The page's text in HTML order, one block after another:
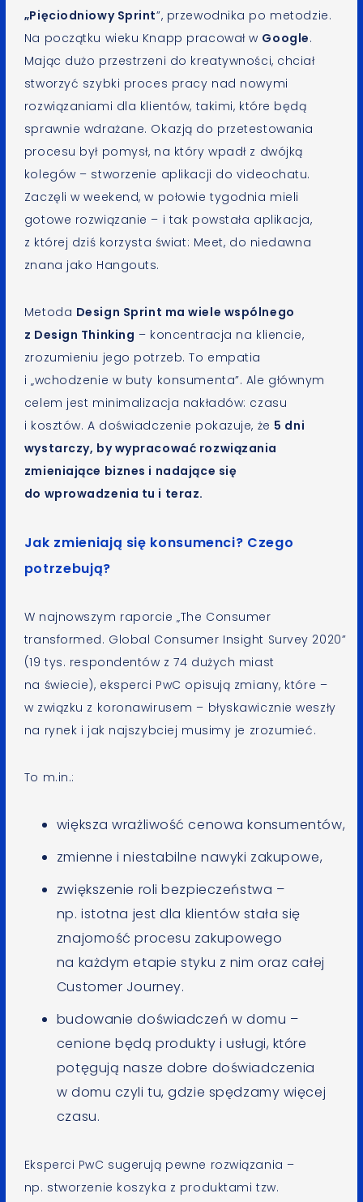
„Pięciodniowy Sprint”, przewodnika po metodzie.
Na początku wieku Knapp pracował w Google.
Mając dużo przestrzeni do kreatywności, chciał
stworzyć szybki proces pracy nad nowymi
rozwiązaniami dla klientów, takimi, które będą
sprawnie wdrażane. Okazją do przetestowania
procesu był pomysł, na który wpadł z dwójką
kolegów – stworzenie aplikacji do videochatu.
Zaczęli w weekend, w połowie tygodnia mieli
gotowe rozwiązanie – i tak powstała aplikacja,
z której dziś korzysta świat: Meet, do niedawna
znana jako Hangouts.
Metoda Design Sprint ma wiele wspólnego
z Design Thinking – koncentracja na kliencie,
zrozumieniu jego potrzeb. To empatia
i „wchodzenie w buty konsumenta”. Ale głównym
celem jest minimalizacja nakładów: czasu
i kosztów. A doświadczenie pokazuje, że 5 dni
wystarczy, by wypracować rozwiązania
zmieniające biznes i nadające się
do wprowadzenia tu i teraz.
Jak zmieniają się konsumenci? Czego
potrzebują?
W najnowszym raporcie „The Consumer
transformed. Global Consumer Insight Survey 2020”
(19 tys. respondentów z 74 dużych miast
na świecie), eksperci PwC opisują zmiany, które –
w związku z koronawirusem – błyskawicznie weszły
na rynek i jak najszybciej musimy je zrozumieć.
To m.in.:
większa wrażliwość cenowa konsumentów,
zmienne i niestabilne nawyki zakupowe,
zwiększenie roli bezpieczeństwa –
np. istotna jest dla klientów stała się
znajomość procesu zakupowego
na każdym etapie styku z nim oraz całej
Customer Journey.
budowanie doświadczeń w domu –
cenione będą produkty i usługi, które
potęgują nasze dobre doświadczenia
w domu czyli tu, gdzie spędzamy więcej
czasu.
Eksperci PwC sugerują pewne rozwiązania –
np. stworzenie koszyka z produktami tzw.